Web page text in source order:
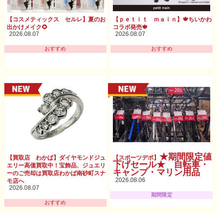
【コスメティックス セルレ】夏のお
出かけメイク🌻
2026.08.07
おすすめ
【ｐｅｔｉｔ ｍａｉｎ】🍁ちいかわ
コラボ発売🍁
2026.08.07
おすすめ
【買取店 わかば】ダイヤモンドジュ
エリー高価買取中！宝飾品、ジュエリ
ーのご売却は買取店わかば南砂町スナ
モ店へ
2026.08.07
おすすめ
【スポーツデポ】★期間限定値
下げセール★ 自転車・
キャンプ・マリン用品
2026.08.06
期間限定